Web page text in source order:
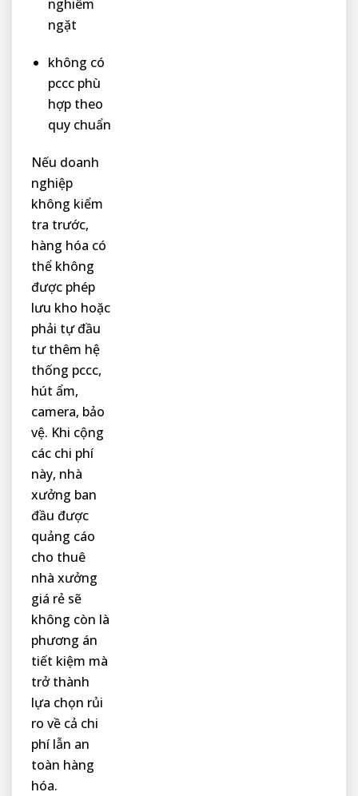
nghiêm
ngặt
không có
pccc phù
hợp theo
quy chuẩn
Nếu doanh
nghiệp
không kiểm
tra trước,
hàng hóa có
thể không
được phép
lưu kho hoặc
phải tự đầu
tư thêm hệ
thống pccc,
hút ẩm,
camera, bảo
vệ. Khi cộng
các chi phí
này, nhà
xưởng ban
đầu được
quảng cáo
cho thuê
nhà xưởng
giá rẻ sẽ
không còn là
phương án
tiết kiệm mà
trở thành
lựa chọn rủi
ro về cả chi
phí lẫn an
toàn hàng
hóa.